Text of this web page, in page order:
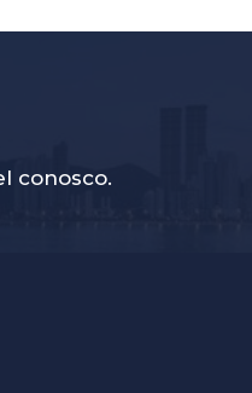
conosco.